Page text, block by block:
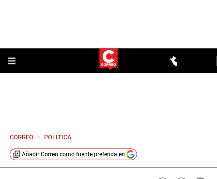
CORREO > POLITICA
Añadir Correo como fuente preferida en